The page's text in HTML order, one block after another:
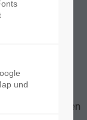
Schüler*innen
und